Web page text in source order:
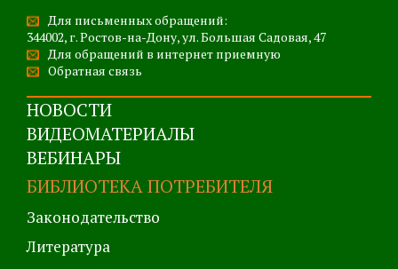
Для письменных обращений:
344002, г. Ростов-на-Дону, ул. Большая Садовая, 47
Для обращений в интернет приемную
Обратная связь
НОВОСТИ
ВИДЕОМАТЕРИАЛЫ
ВЕБИНАРЫ
БИБЛИОТЕКА ПОТРЕБИТЕЛЯ
Законодательство
Литература